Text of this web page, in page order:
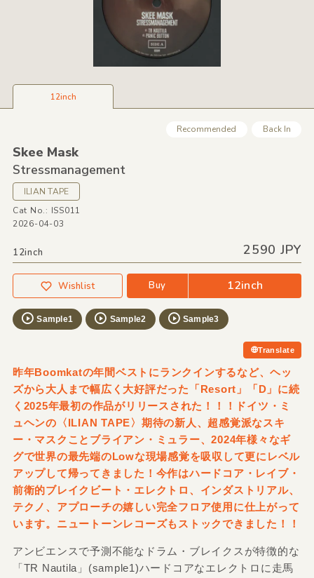
12inch
Recommended Back In
Skee Mask
Stressmanagement
ILIAN TAPE
Cat No.: ISS011
2026-04-03
12inch 2590 JPY
Wishlist Buy 12inch
Sample1 Sample2 Sample3
Translate
昨年Boomkatの年間ベストにランクインするなど、ヘッ
ズから大人まで幅広く大好評だった「Resort」「D」に続
く2025年最初の作品がリリースされた！！！ドイツ・ミ
ュヘンの〈ILIAN TAPE〉期待の新人、超感覚派なスキ
ー・マスクことブライアン・ミュラー、2024年様々なギ
グで世界の最先端のLowな現場感覚を吸収して更にレベル
アップして帰ってきました！今作はハードコア・レイブ・
前衛的ブレイクビート・エレクトロ、インダストリアル、
テクノ、アプローチの嬉しい完全フロア使用に仕上がって
います。ニュートーンレコーズもストックできました！！
アンビエンスで予測不能なドラム・ブレイクスが特徴的な
「TR Nautila」(sample1)ハードコアなエレクトロに走馬